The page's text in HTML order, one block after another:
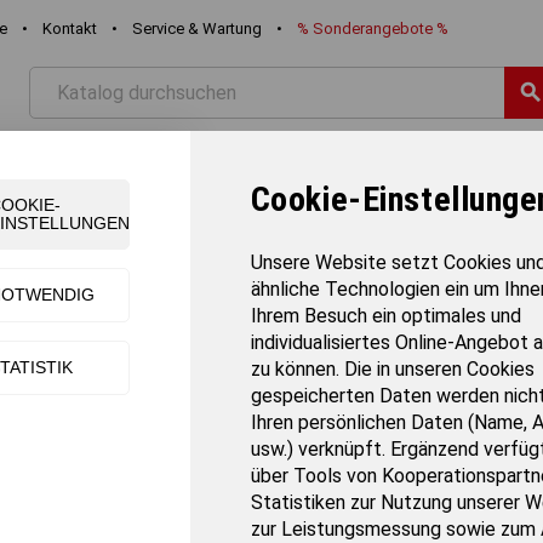
Cookie-
Unsere Website setzt Cookies
ähnliche Technologien ein um
Ihrem Besuch ein optimales und
individualisiertes Online-Angebot
zu können. Die in unseren Cookies
gespeicherten Daten werden
Ihren persönlichen Daten (Name,
usw.) verknüpft. Ergänzend
über Tools von
Statistiken zur Nutzung unserer
zur Leistungsmessung sowie zum
• Kontakt • Service & Wartung • % Sonderangebote %
search
- Zubehör
Sortiert nach: